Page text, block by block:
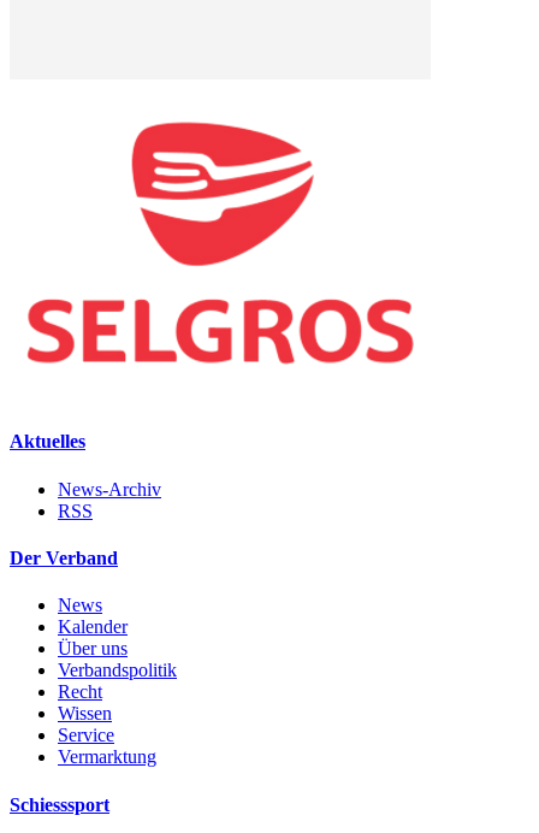
Aktuelles
News-Archiv
RSS
Der Verband
News
Kalender
Über uns
Verbandspolitik
Recht
Wissen
Service
Vermarktung
Schiesssport